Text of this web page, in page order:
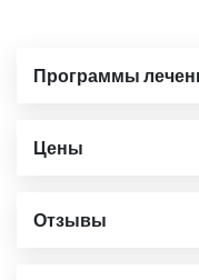
Программы
Цены
Отзывы